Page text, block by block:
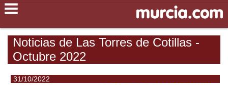
Noticias de Las Torres de Cotillas -
Octubre 2022
31/10/2022